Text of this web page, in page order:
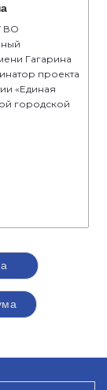
ВО
Гагарина
проекта
«Единая
городской